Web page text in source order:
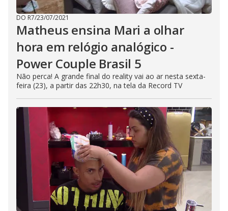
DO R7/23/07/2021
Matheus ensina Mari a olhar
hora em relógio analógico -
Power Couple Brasil 5
Não perca! A grande final do reality vai ao ar nesta sexta-
feira (23), a partir das 22h30, na tela da Record TV